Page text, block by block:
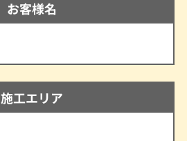
お客様名
施工エリア